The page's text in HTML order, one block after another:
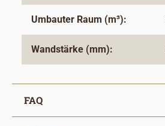
Umbauter Raum (m³):
Wandstärke (mm):
FAQ